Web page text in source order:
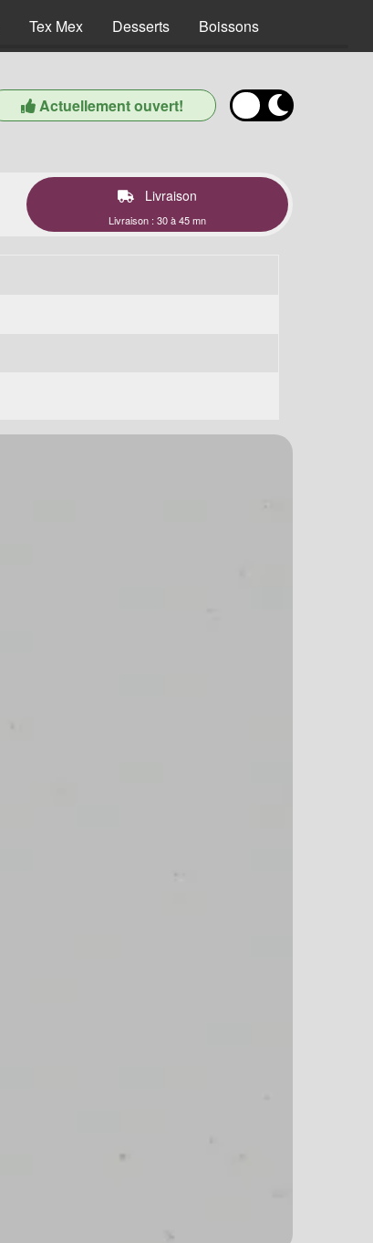
Tex Mex Desserts Boissons
Actuellement ouvert!
Livraison
Livraison : 30 à 45 mn